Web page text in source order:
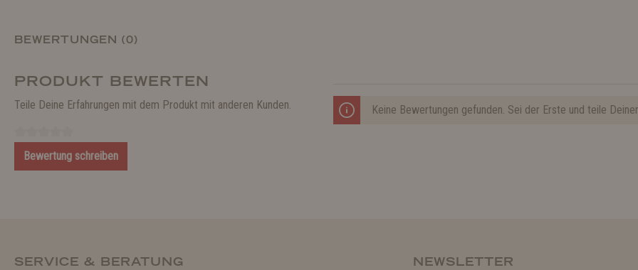
BEWERTUNGEN (0)
PRODUKT BEWERTEN
Teile Deine Erfahrungen mit dem Produkt mit anderen Kunden.
Bewertung schreiben
Keine Bewertungen gefunden. Sei der Erste und teile
SERVICE & BERATUNG NEWSLETTER